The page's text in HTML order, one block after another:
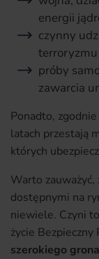
energii
czynny
próby
zawarcia
Ponadto,
latach przestają
których
Warto
dostępnymi na
niewiele. Czyni
życie Bezpieczny
szerokiego